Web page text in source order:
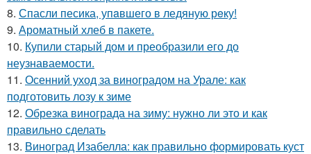
8. Спасли песика, упaвшего в ледяную рeку!
9. Ароматный хлеб в пакете.
10. Купили старый дом и преобразили его до
неузнаваемости.
11. Осенний уход за виноградом на Урале: как
подготовить лозу к зиме
12. Обрезка винограда на зиму: нужно ли это и как
правильно сделать
13. Виноград Изабелла: как правильно формировать куст